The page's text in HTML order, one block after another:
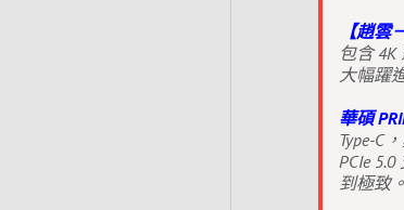
【趙雲
包含
大幅躍
華碩
Type-C
PCIe
到極致。